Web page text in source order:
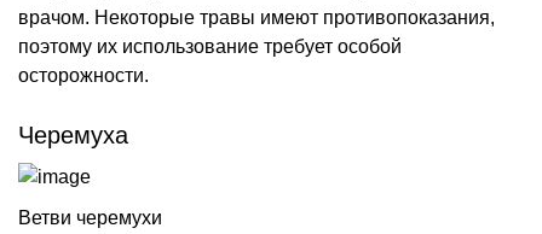
врачом. Некоторые травы имеют противопоказания,
поэтому их использование требует особой
осторожности.
Черемуха
Ветви черемухи